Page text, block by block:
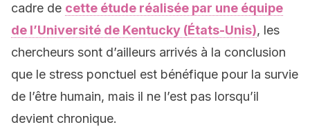
cadre de cette étude réalisée par une équipe
de l’Université de Kentucky (États-Unis), les
chercheurs sont d’ailleurs arrivés à la conclusion
que le stress ponctuel est bénéfique pour la survie
de l’être humain, mais il ne l’est pas lorsqu’il
devient chronique.